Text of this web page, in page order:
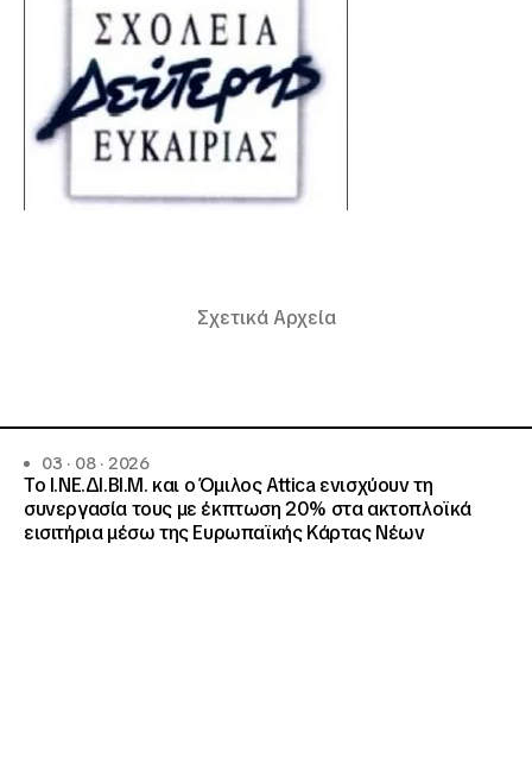
Σχετικά Αρχεία
03 · 08 · 2026
Το Ι.ΝΕ.ΔΙ.ΒΙ.Μ. και o Όμιλος Attica ενισχύουν τη
συνεργασία τους με έκπτωση 20% στα ακτοπλοϊκά
εισιτήρια μέσω της Ευρωπαϊκής Κάρτας Νέων